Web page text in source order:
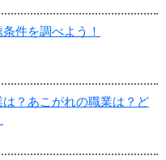
件を調べよう！
？あこがれの職業は？ど